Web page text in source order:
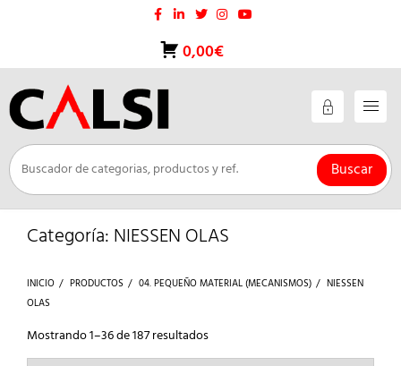
0,00€
Buscar
Categoría: NIESSEN OLAS
INICIO PRODUCTOS 04. PEQUEÑO MATERIAL (MECANISMOS)
NIESSEN
OLAS
Mostrando 1–36 de 187 resultadosOrdenado
por